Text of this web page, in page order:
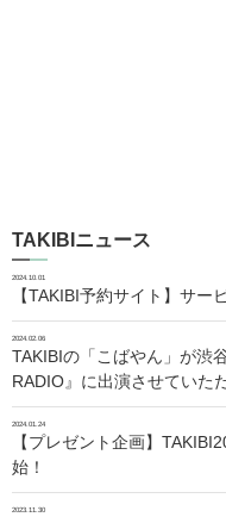
TAKIBIニュース
2024.10.01
【TAKIBI予約サイト】サー
2024.02.06
TAKIBIの「こばやん」が渋
RADIO』に出演させていた
2024.01.24
【プレゼント企画】
始！
2023.11.30